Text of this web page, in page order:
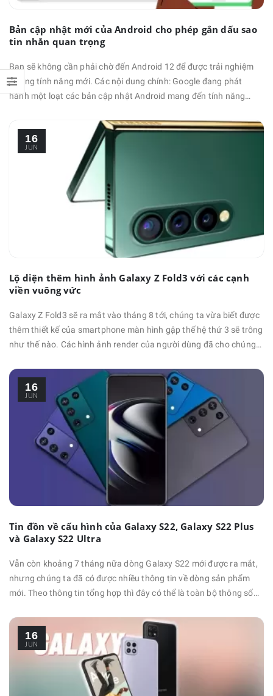
Bản cập nhật mới của Android cho phép gắn dấu sao
tin nhắn quan trọng
Bạn sẽ không cần phải chờ đến Android 12 để được trải nghiệm
những tính năng mới. Các nội dung chính: Google đang phát
hành một loạt các bản cập nhật Android mang đến tính năng
khiển nhiều ứng dụng hơn bằng giọng nói của mình và tùy chỉnh
thêm Android Auto (Android Auto là một ứng dụng chạy trên hầu
hết …
16
JUN
Lộ diện thêm hình ảnh Galaxy Z Fold3 với các cạnh
viền vuông vức
Galaxy Z Fold3 sẽ ra mắt vào tháng 8 tới, chúng ta vừa biết được
thêm thiết kế của smartphone màn hình gập thế hệ thứ 3 sẽ trông
như thế nào. Các hình ảnh render của người dùng đã cho chúng
vào tháng trước và bây giờ thì chúng ta lại có thêm một thiết kế
16
JUN
Tin đồn về cấu hình của Galaxy S22, Galaxy S22 Plus
và Galaxy S22 Ultra
Vẫn còn khoảng 7 tháng nữa dòng Galaxy S22 mới được ra mắt,
nhưng chúng ta đã có được nhiều thông tin về dòng sản phẩm
mới. Theo thông tin tổng hợp thì đây có thể là toàn bộ thông số
Có rất ít thông tin về thời điểm ra mắt của dòng Galaxy S22,
16
JUN